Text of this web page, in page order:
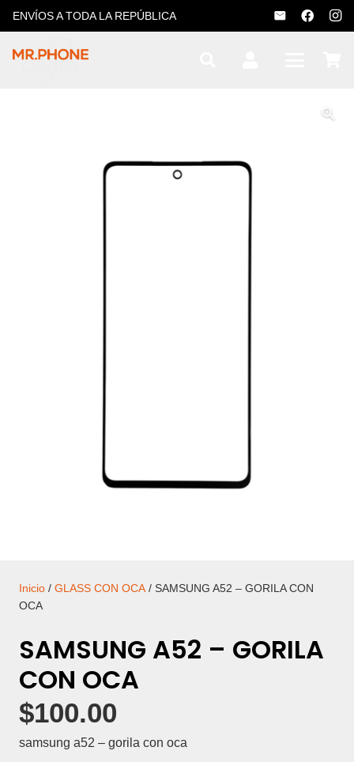
ENVÍOS A TODA LA REPÚBLICA
Inicio / GLASS CON OCA/ SAMSUNG A52 – GORILA CON
OCA
SAMSUNG A52 – GORILA
CON OCA
$100.00
samsung a52 – gorila con oca